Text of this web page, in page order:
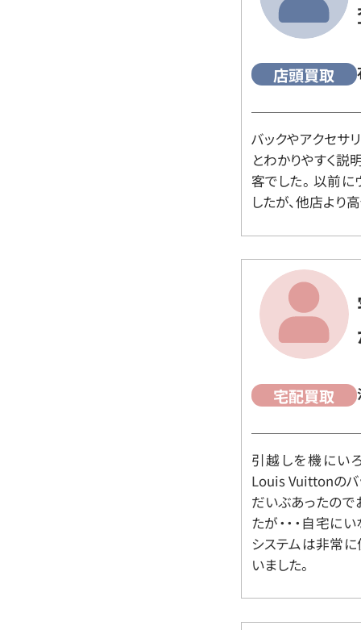
店頭買取
バックやアクセサ
とわかりやすく説
客でした。 以前
したが、他店より
宅配買取
引越しを機にい
Louis Vuittonのバ
だいぶあったので
たが・・・自宅に
システムは非常に
いました。